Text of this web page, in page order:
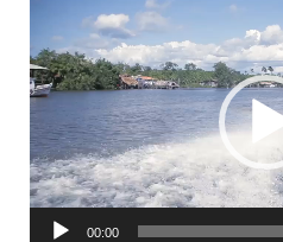
vídeo
00:00